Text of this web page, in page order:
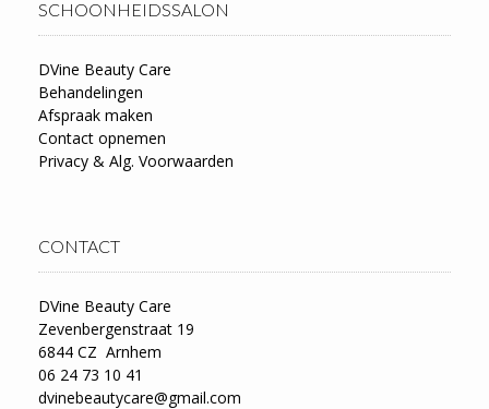
SCHOONHEIDSSALON
DVine Beauty Care
Behandelingen
Afspraak maken
Contact opnemen
Privacy & Alg. Voorwaarden
CONTACT
DVine Beauty Care
Zevenbergenstraat 19
6844 CZ Arnhem
06 24 73 10 41
dvinebeautycare@gmail.com